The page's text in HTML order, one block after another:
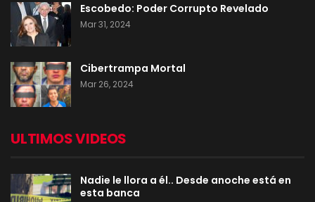
Escobedo: Poder Corrupto Revelado
Mar 31, 2024
Cibertrampa Mortal
Mar 26, 2024
ULTIMOS VIDEOS
Nadie le llora a él.. Desde anoche está en
esta banca